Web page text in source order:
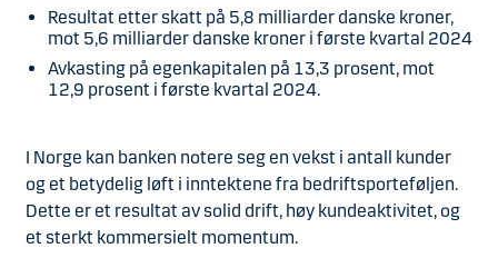
Resultat etter skatt på 5,8 milliarder danske kroner,
mot 5,6 milliarder danske kroner i første kvartal 2024
Avkasting på egenkapitalen på 13,3 prosent, mot
12,9 prosent i første kvartal 2024.
I Norge kan banken notere seg en vekst i antall kunder
og et betydelig løft i inntektene fra bedriftsporteføljen.
Dette er et resultat av solid drift, høy kundeaktivitet, og
et sterkt kommersielt momentum.